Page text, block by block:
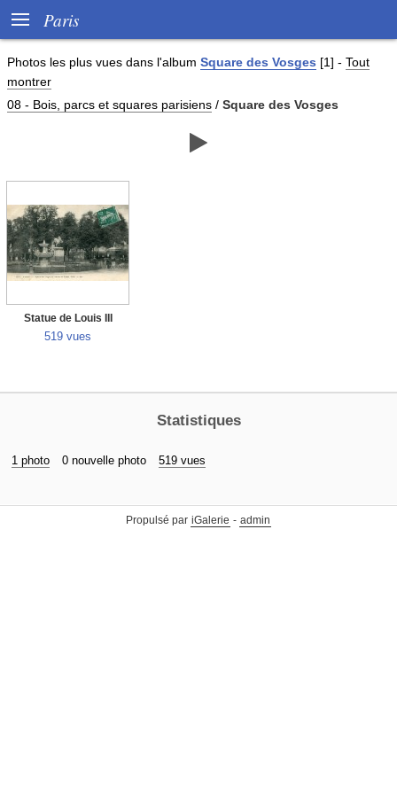
 Paris
Photos les plus vues dans l'album Square des Vosges [1] - Tout
montrer
08 - Bois, parcs et squares parisiens / Square des Vosges

Statue de Louis III
519 vues
Statistiques
1 photo 0 nouvelle photo 519 vues
Propulsé par iGalerie - admin